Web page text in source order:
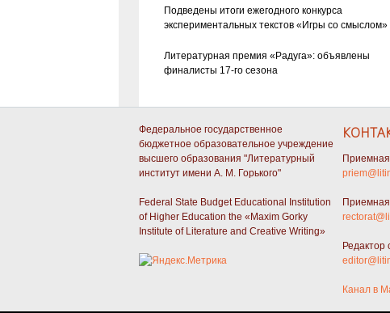
Подведены итоги ежегодного конкурса
экспериментальных текстов «Игры со смыслом»
Литературная премия «Радуга»: объявлены
финалисты 17-го сезона
Федеральное государственное
бюджетное образовательное учреждение
высшего образования "Литературный
институт имени А. М. Горького"
Federal State Budget Educational Institution
of Higher Education the «Maxim Gorky
Institute of Literature and Creative Writing»
Редактор
Канал в